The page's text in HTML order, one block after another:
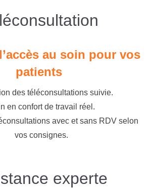
au soin pour vos
patients
des téléconsultations suivie.
en confort de travail réel.
avec et sans RDV selon
vos consignes.
experte